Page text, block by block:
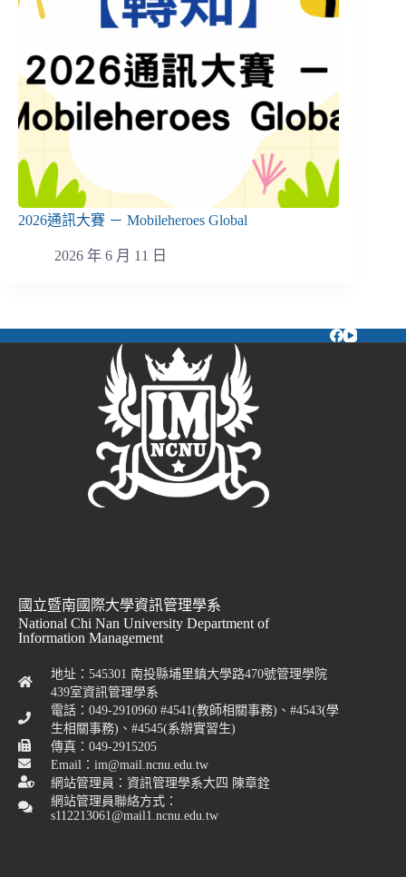
2026通訊大賽 － Mobileheroes Global
2026 年 6 月 11 日
國立暨南國際大學資訊管理學系
National Chi Nan University Department of
Information Management
地址：545301 南投縣埔里鎮大學路470號管理學院
439室資訊管理學系
電話：049-2910960 #4541(教師相關事務)、#4543(學
生相關事務)、#4545(系辦實習生)
傳真：049-2915205
Email：im@mail.ncnu.edu.tw
網站管理員：資訊管理學系大四 陳章銓
網站管理員聯絡方式：
s112213061@mail1.ncnu.edu.tw